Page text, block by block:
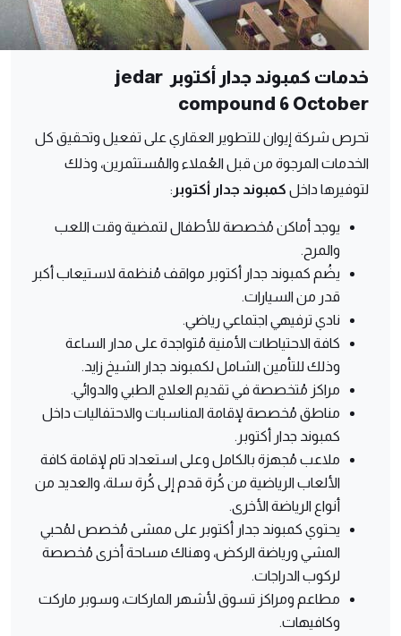
خدمات كمبوند جدار أكتوبر jedar
compound 6 October
تحرص شركة إيوان للتطوير العقاري على تفعيل وتحقيق كل
الخدمات المرجوة من قبل العُملاء والمُستثمرين، وذلك
لتوفيرها داخل كمبوند جدار أكتوبر :
يوجد أماكن مُخصصة للأطفال لتمضية وقت اللعب
والمرح.
يضُم كمبوند جدار أكتوبر مواقف مُنظمة لاستيعاب أكبر
قدر من السيارات.
نادي ترفيهي اجتماعي رياضي.
كافة الاحتياطات الأمنية مُتواجدة على مدار الساعة
وذلك للتأمين الشامل لكمبوند جدار الشيخ زايد.
مراكز مُتخصصة في تقديم العلاج الطبي والدوائي.
مناطق مُخصصة لإقامة المناسبات والاحتفاليات داخل
كمبوند جدار أكتوبر.
ملاعب مُجهزة بالكامل وعلى استعداد تام لإقامة كافة
الألعاب الرياضية من كُرة قدم إلى كُرة سلة، والعديد من
أنواع الرياضة الأخرى.
يحتوي كمبوند جدار أكتوبر على ممشى مُخصص لمُحبي
المشي ورياضة الركض، وهناك مساحة أخرى مُخصصة
لركوب الدراجات.
مطاعم ومراكز تسوق لأشهر الماركات، وسوبر ماركت
وكافيهات.